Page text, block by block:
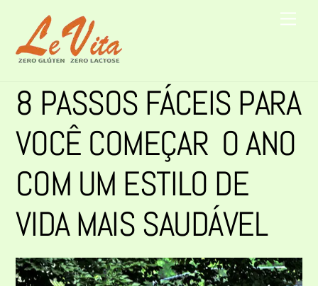
content
8 PASSOS FÁCEIS PARA
VOCÊ COMEÇAR O ANO
COM UM ESTILO DE
VIDA MAIS SAUDÁVEL